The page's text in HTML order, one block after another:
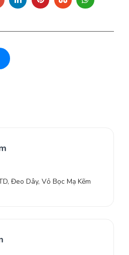
Đeo Dây, Vỏ Bọc Mạ Kẽm